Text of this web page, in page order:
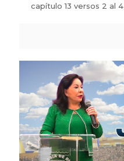
capítulo 13 versos 2 al 4